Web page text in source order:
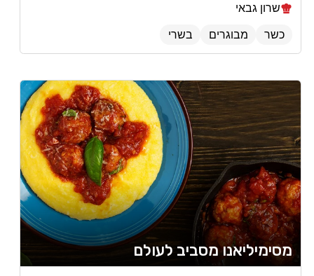
שרון גבאי
כשר
מבוגרים בשרי
מסימיליאנו מסביב לעולם